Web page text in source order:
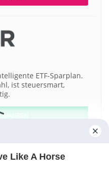
ETF-Sparplan.
ist steuersmart,
Like A Horse